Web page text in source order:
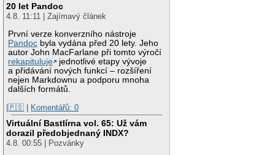
20 let Pandoc
4.8. 11:11 | Zajímavý článek
První verze konverzního nástroje
Pandoc byla vydána před 20 lety. Jeho
autor John MacFarlane při tomto výročí
rekapituluje
jednotlivé etapy vývoje
a přidávání nových funkcí – rozšíření
nejen Markdownu a podporu mnoha
dalších formátů.
|🇵🇸 | Komentářů: 0
Virtuální Bastlírna vol. 65: Už vám
dorazil předobjednaný INDX?
4.8. 00:55 | Pozvánky